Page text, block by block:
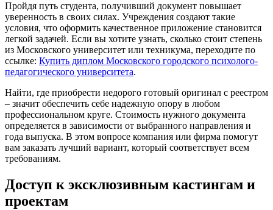
Пройдя путь студента, получивший документ повышает
уверенность в своих силах. Учреждения создают такие
условия, что оформить качественное приложение становится
легкой задачей. Если вы хотите узнать, сколько стоит степень
из Московского университет или техникума, переходите по
ссылке: Купить диплом Московского городского психолого-
педагогического университета.
Найти, где приобрести недорого готовый оригинал с реестром
– значит обеспечить себе надежную опору в любом
профессиональном круге. Стоимость нужного документа
определяется в зависимости от выбранного направления и
года выпуска. В этом вопросе компания или фирма помогут
вам заказать лучший вариант, который соответствует всем
требованиям.
Доступ к эксклюзивным кастингам и
проектам